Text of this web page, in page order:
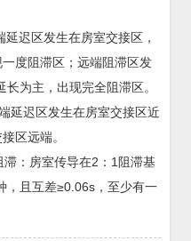
延迟区发生在房室交接区，
度阻滞区；远端阻滞区发
为主，出现完全阻滞区。
延迟区发生在房室交接区近
区远端。
滞：房室传导在2：1阻滞基
，且互差≥0.06s，至少有一